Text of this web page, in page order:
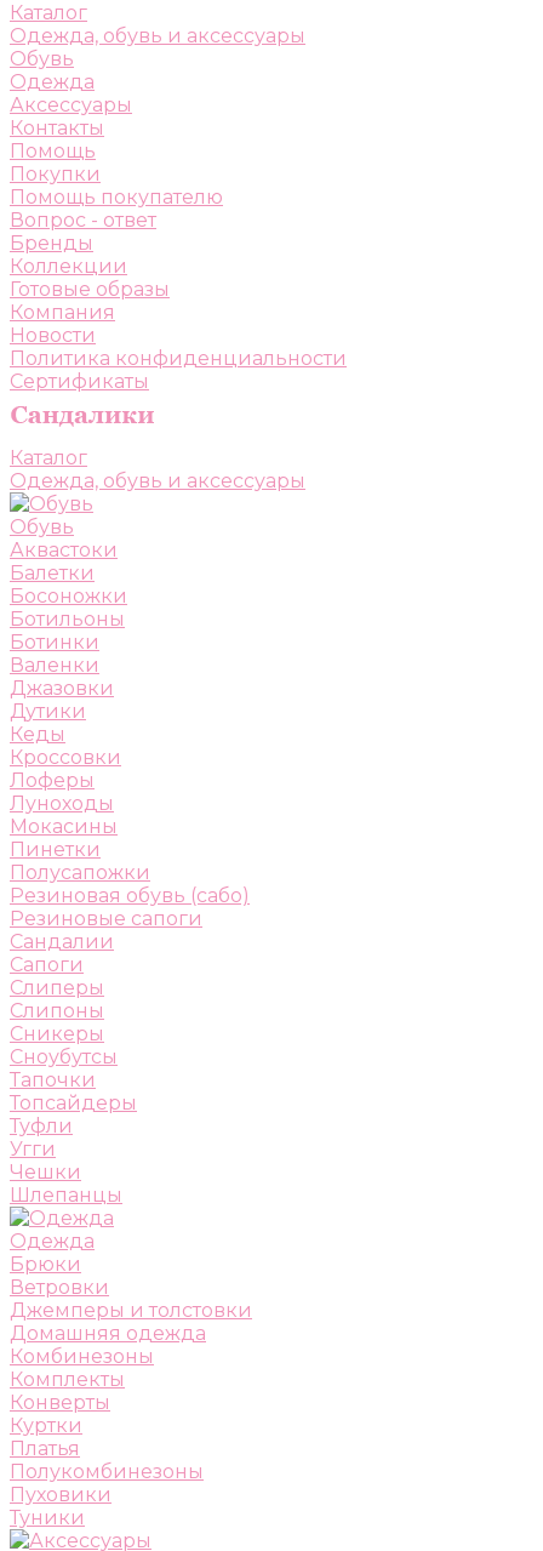
Каталог
Одежда, обувь и аксессуары
Обувь
Одежда
Аксессуары
Контакты
Помощь
Покупки
Помощь покупателю
Вопрос - ответ
Бренды
Коллекции
Готовые образы
Компания
Новости
Политика конфиденциальности
Сертификаты
Каталог
Одежда, обувь и аксессуары
Обувь
Аквастоки
Балетки
Босоножки
Ботильоны
Ботинки
Валенки
Джазовки
Дутики
Кеды
Кроссовки
Лоферы
Луноходы
Мокасины
Пинетки
Полусапожки
Резиновая обувь (сабо)
Резиновые сапоги
Сандалии
Сапоги
Слиперы
Слипоны
Сникеры
Сноубутсы
Тапочки
Топсайдеры
Туфли
Угги
Чешки
Шлепанцы
Одежда
Брюки
Ветровки
Джемперы и толстовки
Домашняя одежда
Комбинезоны
Комплекты
Конверты
Куртки
Платья
Полукомбинезоны
Пуховики
Туники